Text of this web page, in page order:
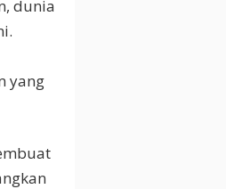
dunia
yang